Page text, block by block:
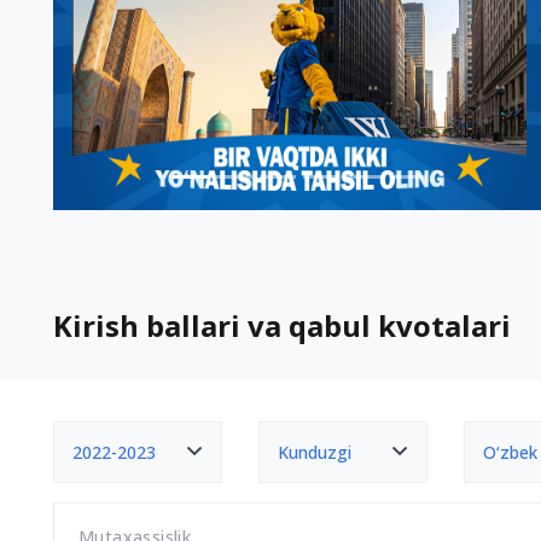
Kirish ballari va qabul kvotalari
2022-2023 Kunduzgi O‘zbek